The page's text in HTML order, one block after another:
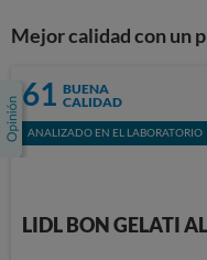
Mejor calidad con un
61 BUENA
CALIDAD
ANALIZADO EN EL LABORATORIO
LIDL BON GELATI